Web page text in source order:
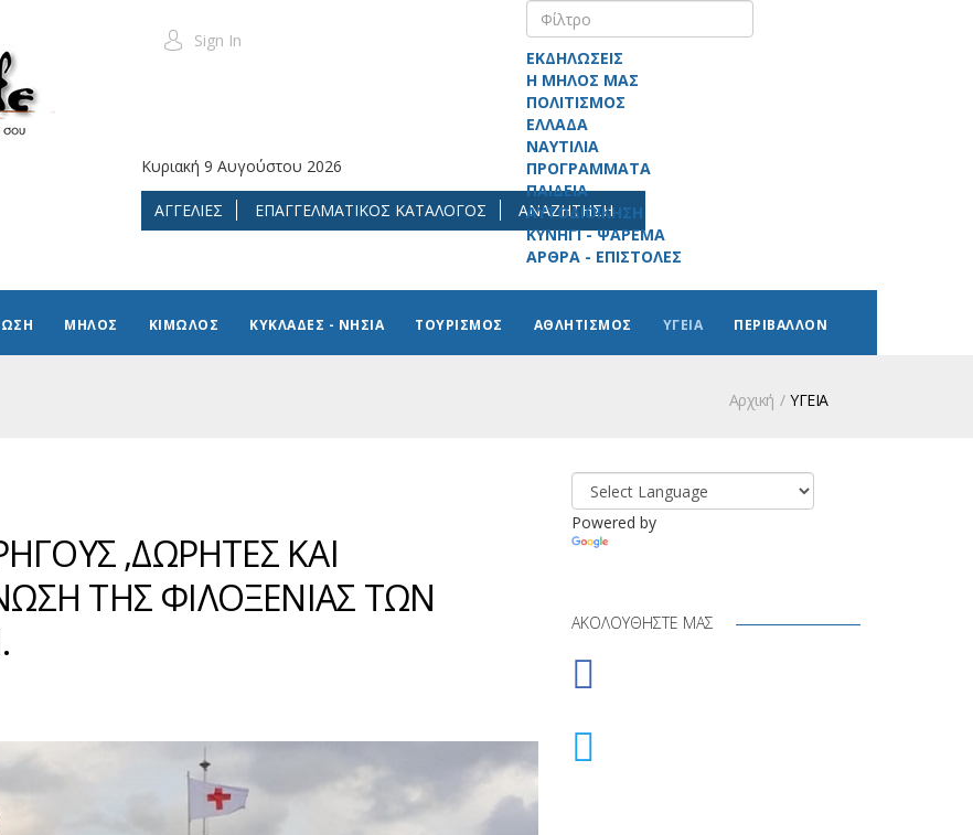
Sign In
Κυριακή 9 Αυγούστου 2026
ΑΓΓΕΛΙΕΣ ΕΠΑΓΓΕΛΜΑΤΙΚΟΣ ΚΑΤΑΛΟΓΟΣ ΑΝΑΖΗΤΗΣΗ
ΕΚΔΗΛΩΣΕΙΣ
Η ΜΗΛΟΣ ΜΑΣ
ΠΟΛΙΤΙΣΜΟΣ
ΕΛΛΑΔΑ
ΝΑΥΤΙΛΙΑ
ΠΡΟΓΡΑΜΜΑΤΑ
ΠΑΙΔΕΙΑ
ΑΥΤΟΔΙΟΙΚΗΣΗ
ΚΥΝΗΓΙ - ΨΑΡΕΜΑ
ΑΡΘΡΑ - ΕΠΙΣΤΟΛΕΣ
ΜΗΛΟΣ ΚΙΜΩΛΟΣ ΚΥΚΛΑΔΕΣ - ΝΗΣΙΑ ΤΟΥΡΙΣΜΟΣ ΑΘΛΗΤΙΣΜΟΣ ΥΓΕΙΑ ΠΕΡΙΒΑΛΛΟΝ
Αρχική ΥΓΕΙΑ
,ΔΩΡΗΤΕΣ ΚΑΙ
ΤΗΣ ΦΙΛΟΞΕΝΙΑΣ ΤΩΝ
Powered by
ΑΚΟΛΟΥΘΉΣΤΕ ΜΑΣ